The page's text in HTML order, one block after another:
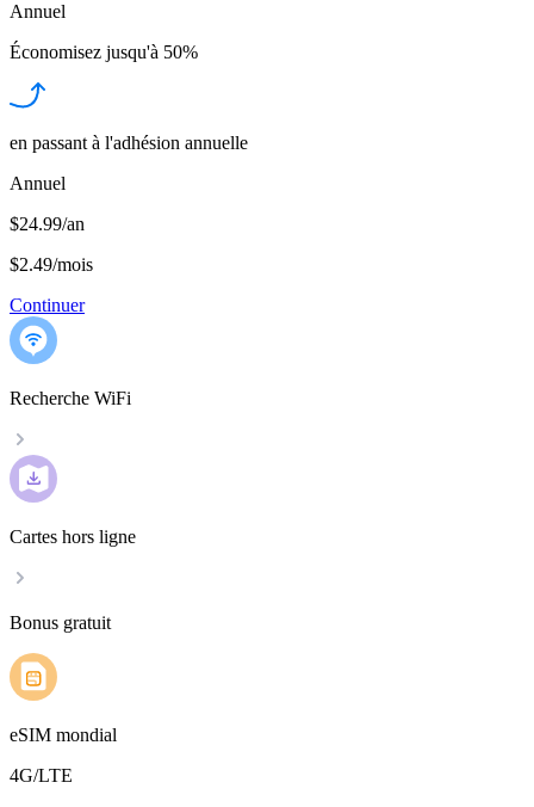
Annuel
Économisez jusqu'à 50%
en passant à l'adhésion annuelle
Annuel
$24.99/an
$2.49/mois
Continuer
Recherche WiFi
Cartes hors ligne
Bonus gratuit
eSIM mondial
4G/LTE